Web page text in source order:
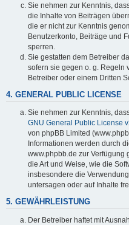
Sie nehmen zur Kenntnis,
die Inhalte von Beiträgen
die er nicht zur Kenntnis
Benutzerkonto, Beiträge und
sperren.
Sie gestatten dem Betreiber
sofern sie gegen o. g. Regeln
Betreiber oder einem Dritten
4. GENERAL PUBLIC LICENSE
Sie nehmen zur Kenntnis,
GNU General Public License
von phpBB Limited
Informationen werden durch
www.phpbb.de zur Verfügung
die Art und Weise, wie die
insbesondere die
untersagen oder auf Inhalte
5. GEWÄHRLEISTUNG
Der Betreiber haftet mit